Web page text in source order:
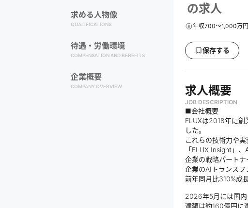
求める人物像
QUALIFICATIONS
待遇・労働環境
COMPENSATION AND BENEFITS
企業概要
COMPANY OVERVIEW
の求人
年収700～1,000万円
保存する
求人概要
JOB DESCRIPTION
■会社概要
FLUXは2018年に創
した。
これらの技術力や
「FLUX Insight」
企業の戦略パートナ
企業のAIトランス
前年同月比310%成
2026年5月には国
達額は約160億円に